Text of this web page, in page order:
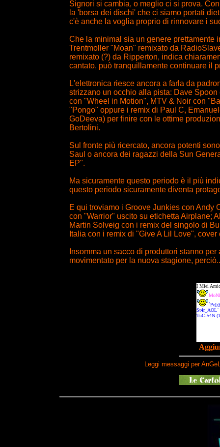
Signori si cambia, o meglio ci si prova.
la 'borsa dei dischi' che ci siamo portati
c'è anche la voglia proprio di rinnovare i
Che la minimal sia un genere prettamente
Trentmoller "Moan" remixato da
remixato (?) da Ripperton, indica
cantato, può tranquillamente continuare il
L'elettronica riesce ancora a farla da
strizzano un occhio alla pista: Dave
con "Wheel in Motion", MTV & Noir con
"Pongo" oppure i remix di Paul C,
GoDeeva) per finire con le ottime
Bertolini.
Sul fronte più ricercato, ancora potenti
Saul o ancora dei ragazzi della Sun
EP".
Ma sicuramente questo periodo è il più
questo periodo sicuramente diventa
E qui troviamo i Groove Junkies con Andy
con "Warrior" uscito su etichetta Airplane;
Martin Solveig con i remix del singolo di
Italia con i remix di "Give A Lil Love",
Insomma un sacco di produttori stanno
movimentato per la nuova stagione,
Leggi messaggi per